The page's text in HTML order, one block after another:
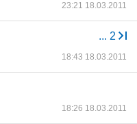
23:21 18.03.2011
... 2
18:43 18.03.2011
18:26 18.03.2011